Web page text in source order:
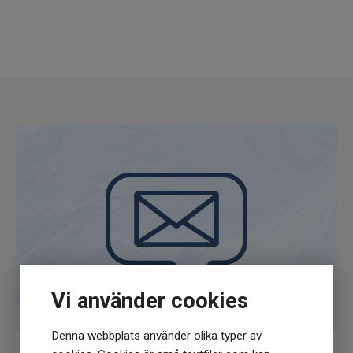
Vi använder cookies
Denna webbplats använder olika typer av